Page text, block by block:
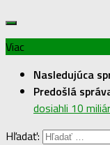
Viac
Nasledujúca
Predošlá
dosiahli 10
Hľadať: